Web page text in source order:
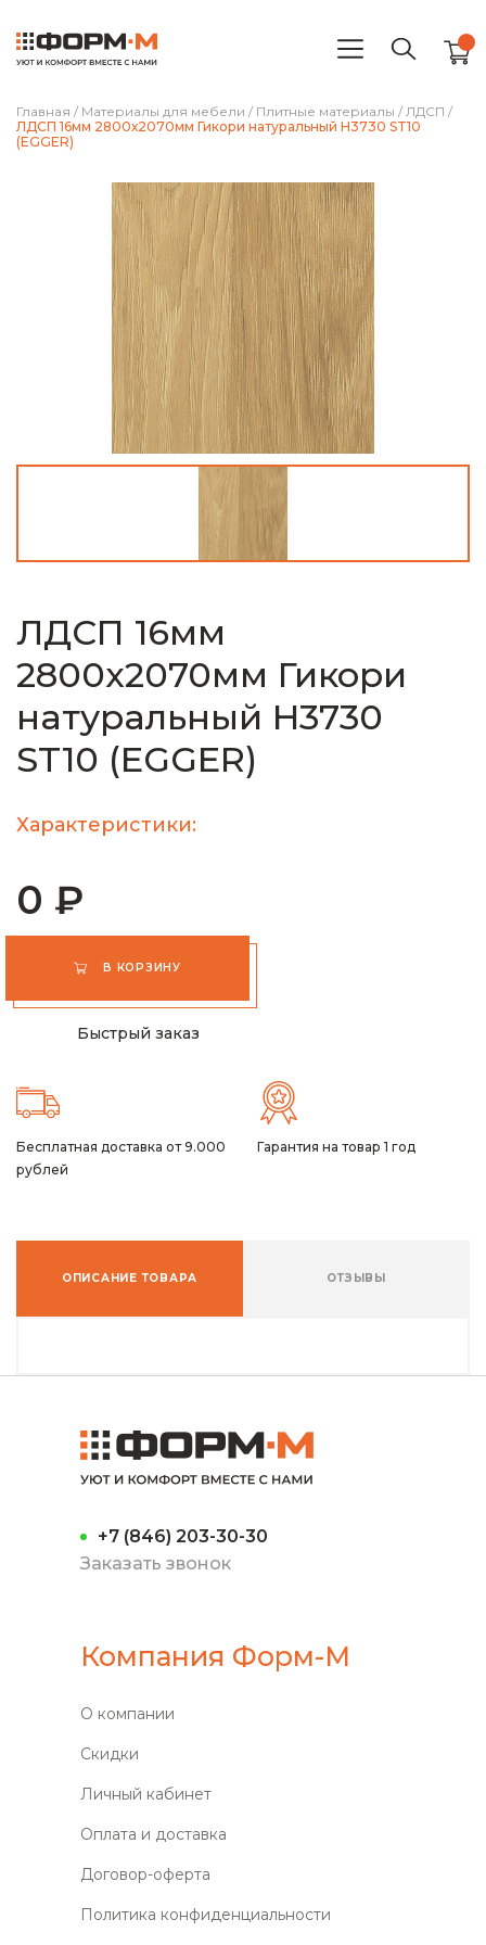
Главная / Материалы для мебели / Плитные материалы / ЛДСП /
ЛДСП 16мм 2800х2070мм Гикори натуральный H3730 ST10
(EGGER)
ЛДСП 16мм
2800х2070мм Гикори
натуральный H3730
ST10 (EGGER)
Характеристики:
0 ₽
В КОРЗИНУ
Быстрый заказ
Бесплатная доставка от 9.000
рублей
Гарантия на товар 1 год
ОПИСАНИЕ ТОВАРА ОТЗЫВЫ
+7 (846) 203-30-30
Заказать звонок
Компания Форм-М
О компании
Скидки
Личный кабинет
Оплата и доставка
Договор-оферта
Политика конфиденциальности